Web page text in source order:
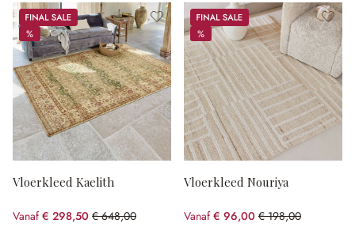
Sale
%
%
Vloerkleed Kaelith
Vanaf € 298,50 € 648,00
(53.94% gespart)
Sale
%
%
Vloerkleed Nouriya
Vanaf € 96,00 € 198,00
(51.52% gespart)